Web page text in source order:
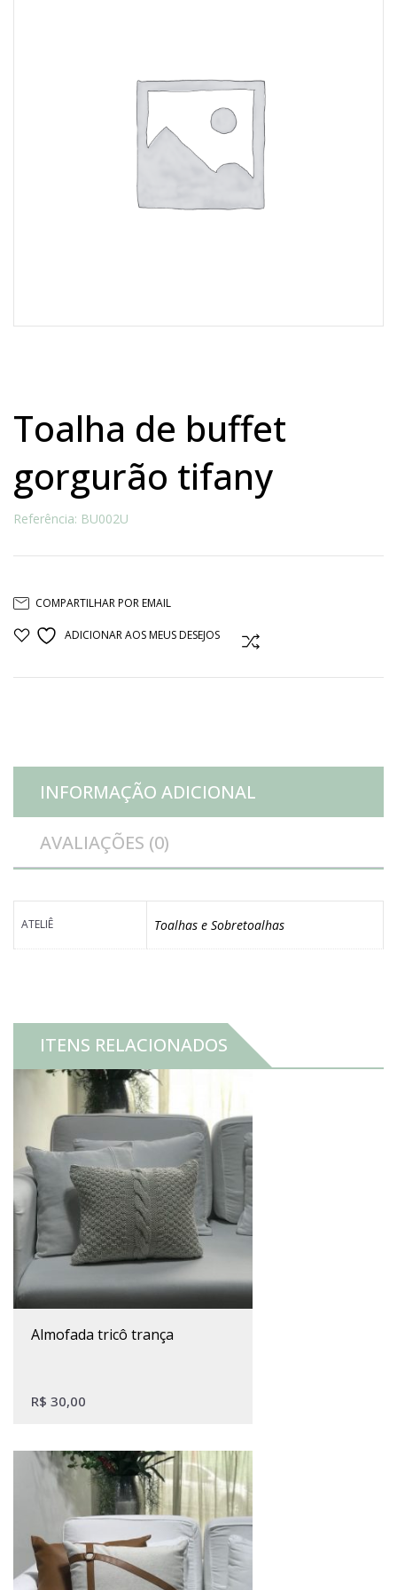
Cadastrar Conta
toalha de buffet
gorgurão tifany
Referência: BU002U
COMPARTILHAR POR EMAIL
ADICIONAR AOS MEUS DESEJOS
INFORMAÇÃO ADICIONAL
AVALIAÇÕES (0)
ATELIÊ Toalhas e Sobretoalhas
ITENS RELACIONADOS
almofada tricô trança
R$ 30,00